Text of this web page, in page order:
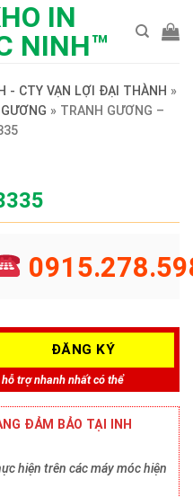
- CTY VẠN LỢI ĐẠI THÀNH »
» TRANH GƯƠNG –
trợ nhanh nhất có thể
ĐẢM BẢO TẠI INH
hiện trên các máy móc hiện